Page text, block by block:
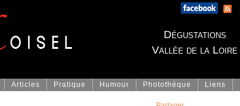
Dégustations
Vallée de la Loire
Articles Pratique Humour Photothèque Liens